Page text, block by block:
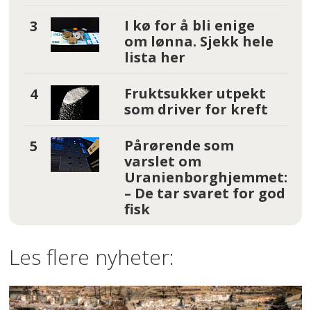
I kø for å bli enige
om lønna. Sjekk hele
lista her
Fruktsukker utpekt
som driver for kreft
Pårørende som
varslet om
Uranienborghjemmet:
– De tar svaret for god
fisk
Les flere nyheter: